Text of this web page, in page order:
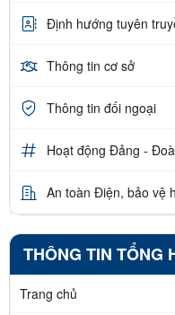
Định hướng tuyên
Thông tin cơ sở
Thông tin đối ngoại
Hoạt động Đảng -
An toàn Điện, bảo vệ
THÔNG TIN TỔNG
Trang chủ